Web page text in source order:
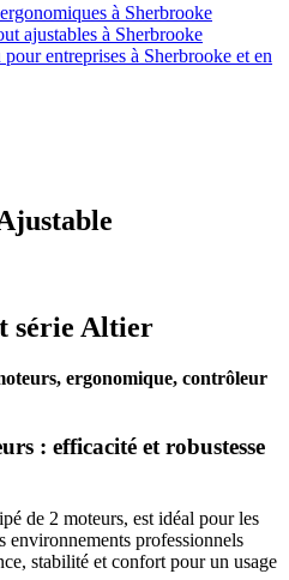
à Sherbrooke
ajustables à Sherbrooke
entreprises à Sherbrooke et en
série Altier
ergonomique, contrôleur
: efficacité et robustesse
de 2 moteurs, est idéal pour les
environnements professionnels
stabilité et confort pour un usage